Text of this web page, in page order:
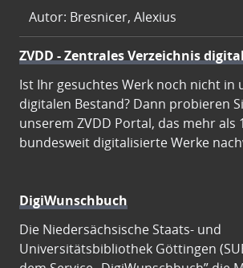
Autor: Bresnicer, Alexius
ZVDD - Zentrales Verzeichnis
Ist Ihr gesuchtes Werk noch nicht in
digitalen Bestand? Dann probieren
unserem ZVDD Portal, das mehr als
bundesweit digitalisierte Werke
DigiWunschbuch
Die Niedersächsische Staats- und
Universitätsbibliothek Göttingen